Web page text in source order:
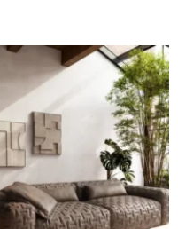
dům v domov. Domo
kam se budeš těšit